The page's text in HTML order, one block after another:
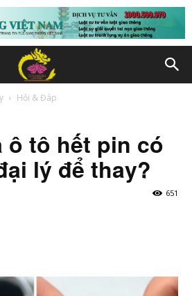
Hỏi & Đáp
ô tô hết pin có
lý để thay?
651